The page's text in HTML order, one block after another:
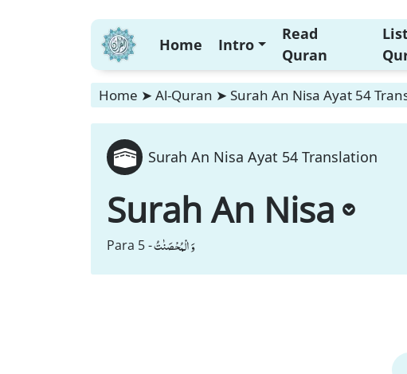
Home Intro
Read
Quran
Home ➤ Al-Quran ➤ Surah An Nisa Ayat 54
Surah An Nisa Ayat 54 Translation
Surah An Nisa
Para 5 -وَ الْمُحْصَنٰتُ